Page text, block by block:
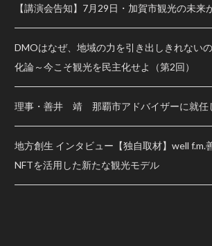
【講演会告知】7月29日・加賀市観光の未来
DMOはなぜ、地域の力を引き出しきれない
化論～今こそ観光を民主化せよ（第2回）
理事・善井 靖 那覇市アドバイザーに就任
地方創生 インタビュー【独自取材】well f.m.
NFTを活用した新たな観光モデル